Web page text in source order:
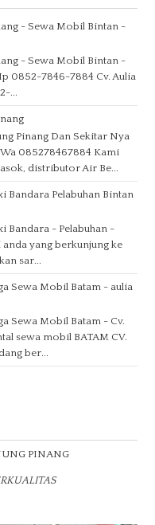
- Sewa Mobil Bintan -
- Sewa Mobil Bintan -
0852-7846-7884 Cv. Aulia
...
Pinang Dan Sekitar Nya
085278467884 Kami
distributor Air Be...
Bandara Pelabuhan Bintan
Bandara - Pelabuhan -
yang berkunjung ke
sar...
Sewa Mobil Batam - aulia
Sewa Mobil Batam - Cv.
sewa mobil BATAM CV.
ber...
PINANG